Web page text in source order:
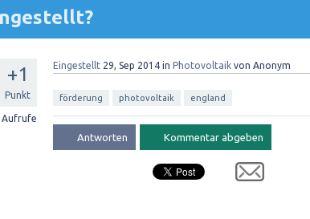
+1
Punkt
Aufrufe
Eingestellt 29, Sep 2014 in Photovoltaik von Anonym
förderung photovoltaik england